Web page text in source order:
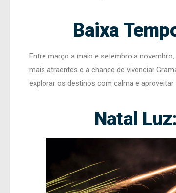
Baixa
Entre março a maio e setembro a
mais atraentes e a chance de vivenciar
explorar os destinos com calma e
Natal